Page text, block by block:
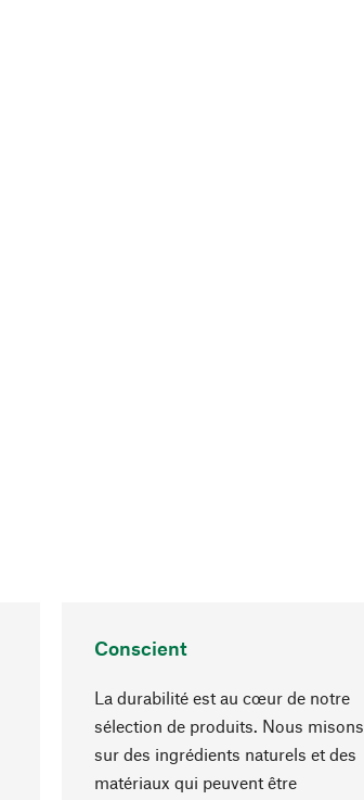
Conscient
La durabilité est au cœur de notre
sélection de produits. Nous misons
sur des ingrédients naturels et des
matériaux qui peuvent être